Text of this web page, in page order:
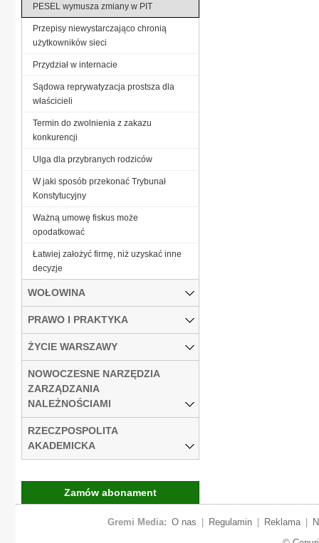
PESEL wymusza zmiany w PIT
Przepisy niewystarczająco chronią
użytkowników sieci
Przydział w internacie
Sądowa reprywatyzacja prostsza dla
właścicieli
Termin do zwolnienia z zakazu
konkurencji
Ulga dla przybranych rodziców
W jaki sposób przekonać Trybunał
Konstytucyjny
Ważną umowę fiskus może
opodatkować
Łatwiej założyć firmę, niż uzyskać inne
decyzje
WOŁOWINA
PRAWO I PRAKTYKA
ŻYCIE WARSZAWY
NOWOCZESNE NARZĘDZIA
ZARZĄDZANIA
NALEŻNOŚCIAMI
RZECZPOSPOLITA
AKADEMICKA
Zamów abonament
Gremi Media: O nas Regulamin Reklama